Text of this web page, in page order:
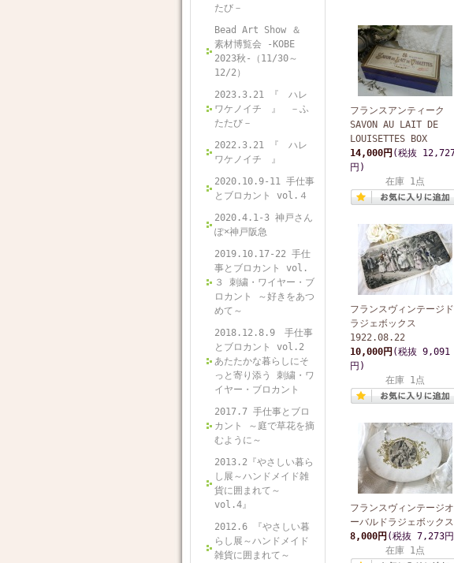
たび－
Bead Art Show ＆
素材博覧会 -KOBE
2023秋-（11/30～
12/2）
2023.3.21 『 ハレ
ワケノイチ 』 －ふ
たたび－
2022.3.21 『 ハレ
ワケノイチ 』
2020.10.9-11 手仕事
とブロカント vol.４
2020.4.1-3 神戸さん
ぽ×神戸阪急
2019.10.17-22 手仕
事とブロカント vol.
３ 刺繍・ワイヤー・ブ
ロカント ～好きをあつ
めて～
2018.12.8.9 手仕事
とブロカント vol.2
あたたかな暮らしにそ
っと寄り添う 刺繍・ワ
イヤー・ブロカント
2017.7 手仕事とブロ
カント ～庭で草花を摘
むように～
2013.2『やさしい暮ら
し展～ハンドメイド雑
貨に囲まれて～
vol.4』
2012.6 『やさしい暮
らし展～ハンドメイド
雑貨に囲まれて～
フランスアンティーク
SAVON AU LAIT DE
LOUISETTES BOX
14,000円 (税抜
円)
在庫 1点
フランスヴィンテージド
ラジェボックス
1922.08.22
10,000円 (税抜 9,091
円)
在庫 1点
フランスヴィンテージオ
ーバルドラジェボックス
8,000円 (税抜 7,273
在庫 1点